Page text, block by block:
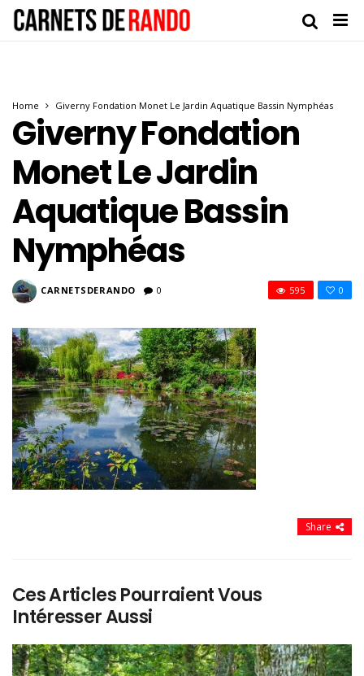
Home Giverny Fondation Monet Le Jardin Aquatique Bassin Nymphéas
Giverny Fondation
Monet Le Jardin
Aquatique Bassin
Nymphéas
CARNETSDERANDO 0 0
595
Share
Ces Articles Pourraient Vous
Intéresser Aussi